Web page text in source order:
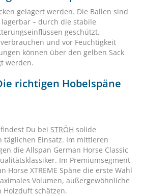
gelagert werden. Die Ballen sind
– durch die stabile
geschützt.
und vor Feuchtigkeit
können über den gelben Sack
werden.
richtigen Hobelspäne
Du bei STRÖH solide
Einsatz. Im mittleren
die Allspan German Horse Classic
Im Premiumsegment
Horse XTREME Späne die erste Wahl
Volumen, außergewöhnliche
schätzen.